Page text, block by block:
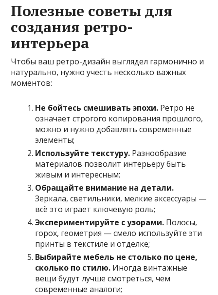
Полезные советы для
создания ретро-
интерьера
Чтобы ваш ретро-дизайн выглядел гармонично и
натурально, нужно учесть несколько важных
моментов:
Не бойтесь смешивать эпохи. Ретро не
означает строгого копирования прошлого,
можно и нужно добавлять современные
элементы;
Используйте текстуру. Разнообразие
материалов позволит интерьеру быть
живым и интересным;
Обращайте внимание на детали.
Зеркала, светильники, мелкие аксессуары —
всё это играет ключевую роль;
Экспериментируйте с узорами. Полосы,
горох, геометрия — смело используйте эти
принты в текстиле и отделке;
Выбирайте мебель не столько по цене,
сколько по стилю. Иногда винтажные
вещи будут лучше смотреться, чем
современные аналоги;